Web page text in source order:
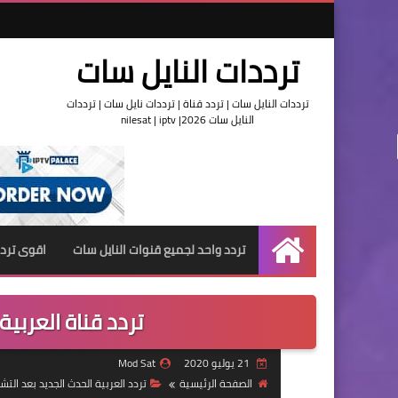
ترددات النايل سات
ترددات النايل سات | تردد قناة | ترددات نايل سات | ترددات
النايل سات 2026| nilesat | iptv
الرئيسية
تردد واحد لجميع قنوات النايل سات اقوى
تردد قناة العربية
Mod Sat
الصفحة الرئيسية
تردد العربية الحدث الجديد بعد